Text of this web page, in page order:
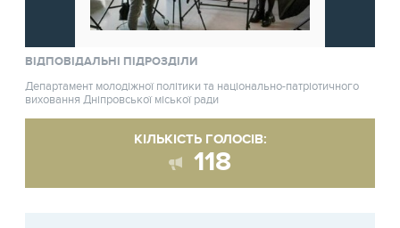
ВІДПОВІДАЛЬНІ ПІДРОЗДІЛИ
Департамент молодіжної політики та національно-патріотичного
виховання Дніпровської міської ради
КІЛЬКІСТЬ ГОЛОСІВ:
118